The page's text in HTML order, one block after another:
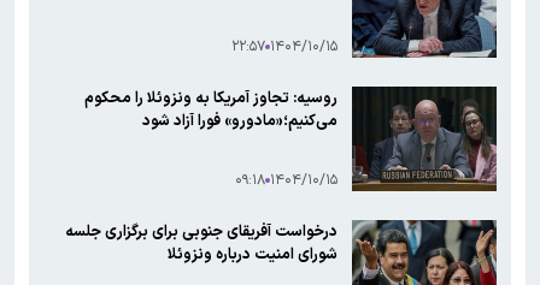
۱۴۰۴/۱۰/۱۵ ۲۲:۵۷
روسیه: تجاوز آمریکا به ونزوئلا را محکوم
می‌کنیم؛«مادورو» فورا آزاد شود
۱۴۰۴/۱۰/۱۵ ۰۹:۱۸
درخواست آفریقای جنوبی برای برگزاری جلسه
شورای امنیت درباره ونزوئلا